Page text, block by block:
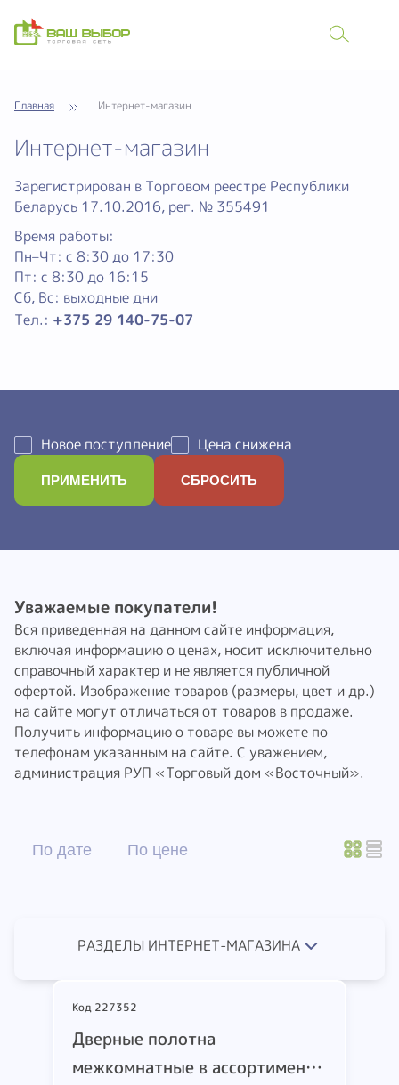
Главная Интернет-магазин
Интернет-магазин
Зарегистрирован в Торговом реестре Республики
Беларусь 17.10.2016, рег. № 355491
Время работы:
Пн–Чт: с 8:30 до 17:30
Пт: с 8:30 до 16:15
Сб, Вс: выходные дни
Тел.: +375 29 140-75-07
Новое поступление Цена снижена
Уважаемые покупатели!
Вся приведенная на данном сайте информация,
включая информацию о ценах, носит исключительно
справочный характер и не является публичной
офертой. Изображение товаров (размеры, цвет и др.)
на сайте могут отличаться от товаров в продаже.
Получить информацию о товаре вы можете по
телефонам указанным на сайте. С уважением,
администрация РУП «Торговый дом «Восточный».
По дате По цене
РАЗДЕЛЫ ИНТЕРНЕТ-МАГАЗИНА
Код 227352
Дверные полотна
межкомнатные в ассортименте